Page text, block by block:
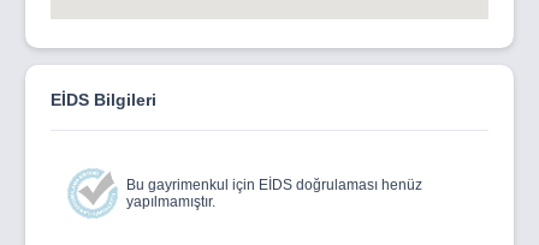
EİDS Bilgileri
Bu gayrimenkul için EİDS doğrulaması henüz
yapılmamıştır.